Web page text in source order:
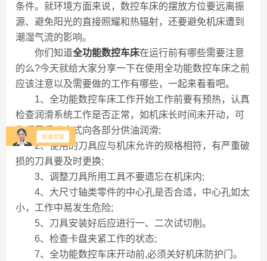
条件。就环境方面来说，数控车床的摆放方位要远离振
源、避免阳光的直接照耀和热辐射，还要避免机床遭到
潮湿气流的影响。
你们知道全功能数控车床在运行前有哪些需要注意
的么?今天就给大家分享一下在使用全功能数控车床之前
应该注意以及需要做的工作有哪些，一起来看看吧。
1、全功能数控车床工作开始工作前要有预热，认真
检查润滑系统工作是否正常，如机床长时间未开动，可
先采用手动方式向各部分供油润滑;
2、使用的刀具应与机床允许的规格相符，有严重破
损的刀具要及时更换;
3、调整刀具所用工具不要遗忘在机床内;
4、大尺寸轴类零件的中心孔是否合适，中心孔如太
小，工作中易发生危险;
5、刀具安装好后应进行一、二次试切削。
6、检查卡盘夹紧工作的状态;
7、全功能数控车床开动前,必须关好机床防护门。